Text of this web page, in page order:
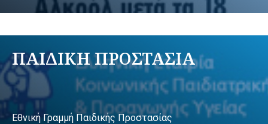
ΠΑΙΔΙΚΗ ΠΡΟΣΤΑΣΙΑ
Εθνική Γραμμή Παιδικής Προστασίας